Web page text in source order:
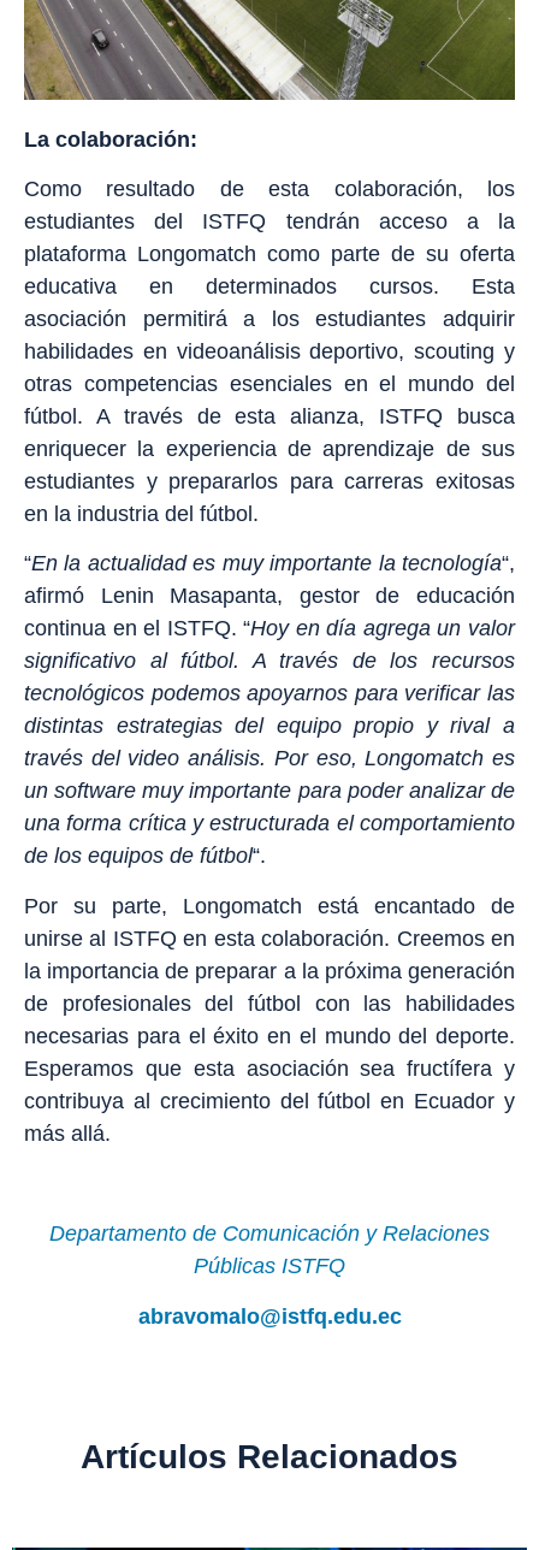
La colaboración:
Como resultado de esta colaboración, los
estudiantes del ISTFQ tendrán acceso a la
plataforma Longomatch como parte de su oferta
educativa en determinados cursos. Esta
asociación permitirá a los estudiantes adquirir
habilidades en videoanálisis deportivo, scouting y
otras competencias esenciales en el mundo del
fútbol. A través de esta alianza, ISTFQ busca
enriquecer la experiencia de aprendizaje de sus
estudiantes y prepararlos para carreras exitosas
en la industria del fútbol.
“En la actualidad es muy importante la tecnología“,
afirmó Lenin Masapanta, gestor de educación
continua en el ISTFQ. “Hoy en día agrega un valor
significativo al fútbol. A través de los recursos
tecnológicos podemos apoyarnos para verificar las
distintas estrategias del equipo propio y rival a
través del video análisis. Por eso, Longomatch es
un software muy importante para poder analizar de
una forma crítica y estructurada el comportamiento
de los equipos de fútbol“.
Por su parte, Longomatch está encantado de
unirse al ISTFQ en esta colaboración. Creemos en
la importancia de preparar a la próxima generación
de profesionales del fútbol con las habilidades
necesarias para el éxito en el mundo del deporte.
Esperamos que esta asociación sea fructífera y
contribuya al crecimiento del fútbol en Ecuador y
más allá.
Departamento de Comunicación y Relaciones
Públicas ISTFQ
abravomalo@istfq.edu.ec
Artículos Relacionados